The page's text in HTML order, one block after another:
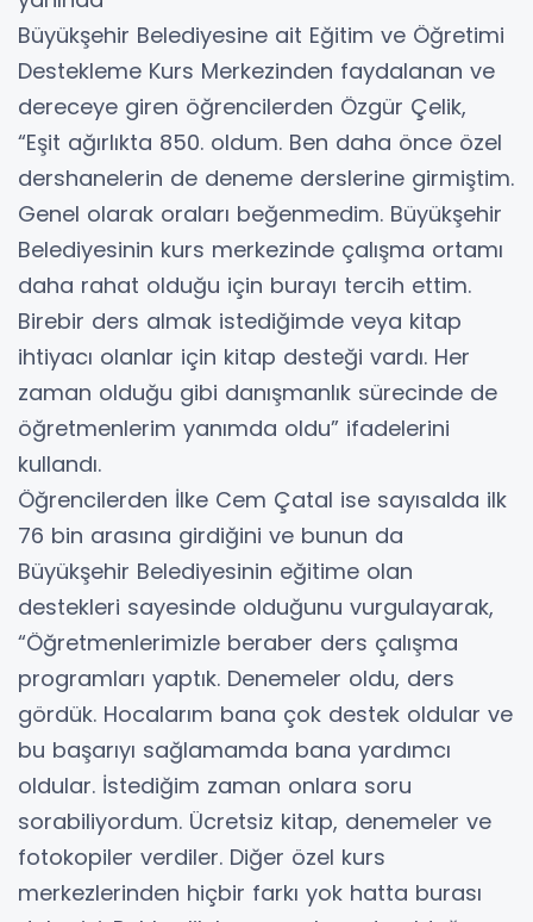
Büyükşehir Belediyesine ait Eğitim ve Öğretimi
Destekleme Kurs Merkezinden faydalanan ve
dereceye giren öğrencilerden Özgür Çelik,
“Eşit ağırlıkta 850. oldum. Ben daha önce özel
dershanelerin de deneme derslerine girmiştim.
Genel olarak oraları beğenmedim. Büyükşehir
Belediyesinin kurs merkezinde çalışma ortamı
daha rahat olduğu için burayı tercih ettim.
Birebir ders almak istediğimde veya kitap
ihtiyacı olanlar için kitap desteği vardı. Her
zaman olduğu gibi danışmanlık sürecinde de
öğretmenlerim yanımda oldu” ifadelerini
kullandı.
Öğrencilerden İlke Cem Çatal ise sayısalda ilk
76 bin arasına girdiğini ve bunun da
Büyükşehir Belediyesinin eğitime olan
destekleri sayesinde olduğunu vurgulayarak,
“Öğretmenlerimizle beraber ders çalışma
programları yaptık. Denemeler oldu, ders
gördük. Hocalarım bana çok destek oldular ve
bu başarıyı sağlamamda bana yardımcı
oldular. İstediğim zaman onlara soru
sorabiliyordum. Ücretsiz kitap, denemeler ve
fotokopiler verdiler. Diğer özel kurs
merkezlerinden hiçbir farkı yok hatta burası